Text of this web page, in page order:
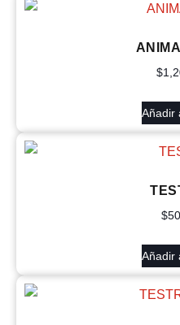
$
Añadir
$
Añadir